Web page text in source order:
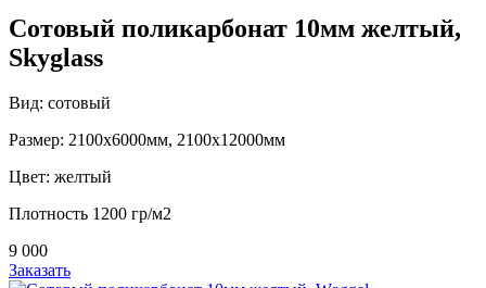
Сотовый поликарбонат 10мм желтый,
Skyglass
Вид: сотовый
Размер: 2100х6000мм, 2100х12000мм
Цвет: желтый
Плотность 1200 гр/м2
9 000
Заказать